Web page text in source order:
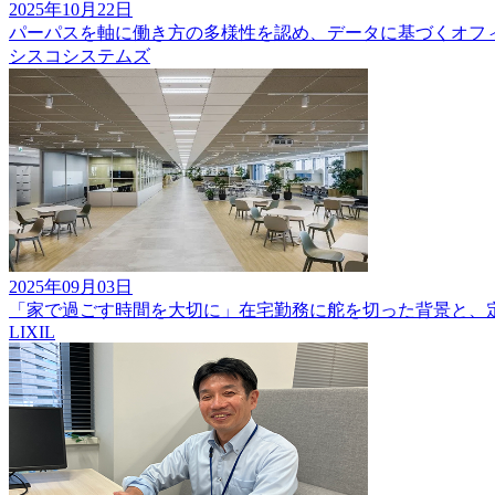
2025年10月22日
パーパスを軸に働き方の多様性を認め、データに基づくオフ
シスコシステムズ
2025年09月03日
「家で過ごす時間を大切に」在宅勤務に舵を切った背景と、
LIXIL